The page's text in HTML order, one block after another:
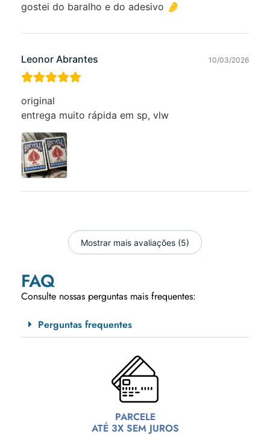
gostei do baralho e do adesivo 🤌
Leonor Abrantes 10/03/2026
original
entrega muito rápida em sp, vlw
Mostrar mais avaliações (5)
FAQ
Consulte nossas perguntas mais frequentes:
Perguntas frequentes
PARCELE
ATÉ 3X SEM JUROS